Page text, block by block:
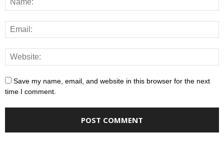
Save my name, email, and website in this browser for the next
time I comment.